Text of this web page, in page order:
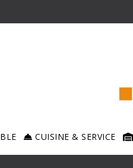
CUISINE & SERVICE